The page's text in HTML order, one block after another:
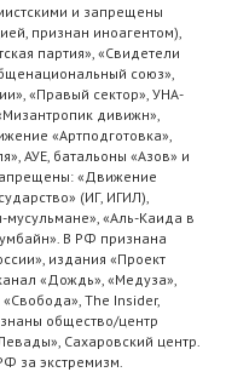
и запрещены
признан иноагентом),
партия», «Свидетели
союз»,
«Правый сектор», УНА-
дивижн»,
«Артподготовка»,
АУЕ, батальоны «Азов» и
«Движение
(ИГ, ИГИЛ),
«Аль-Каида в
В РФ признана
издания «Проект
«Дождь», «Медуза»,
The Insider,
общество/центр
Сахаровский центр.
за экстремизм.